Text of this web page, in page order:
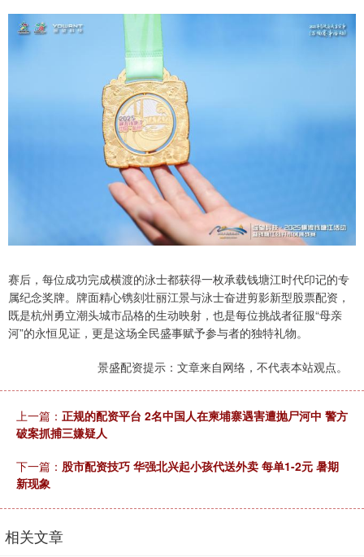
赛后，每位成功完成横渡的泳士都获得一枚承载钱塘江时代印记的专
属纪念奖牌。牌面精心镌刻壮丽江景与泳士奋进剪影新型股票配资，
既是杭州勇立潮头城市品格的生动映射，也是每位挑战者征服“母亲
河”的永恒见证，更是这场全民盛事赋予参与者的独特礼物。
景盛配资提示：文章来自网络，不代表本站观点。
上一篇： 正规的配资平台 2名中国人在柬埔寨遇害遭抛尸河中 警方
破案抓捕三嫌疑人
下一篇： 股市配资技巧 华强北兴起小孩代送外卖 每单1-2元 暑期
新现象
相关文章